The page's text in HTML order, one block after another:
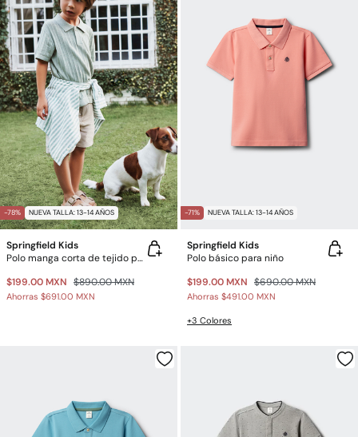
-78% NUEVA TALLA: 13-14 AÑOS
Springfield Kids
Polo manga corta de tejido para niño
$199.00 MXN $890.00 MXN
Ahorras $691.00 MXN
-71% NUEVA TALLA: 13-14 AÑOS
Springfield Kids
Polo básico para niño
$199.00 MXN $690.00 MXN
Ahorras $491.00 MXN
+3 Colores